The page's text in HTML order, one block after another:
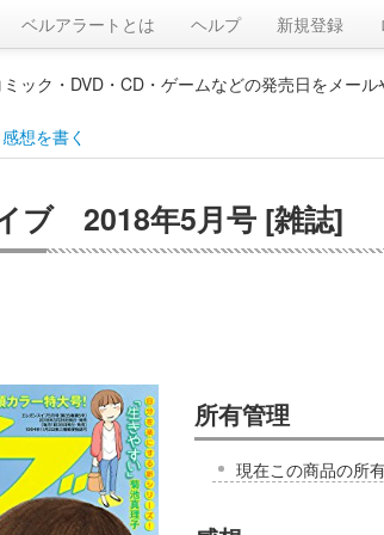
ベルアラートとは ヘルプ 新規登録
ック・DVD・CD・ゲームなどの発売日をメール
想を書く
ブ 2018年5月号 [雑誌]
所有管理
現在この商品の所